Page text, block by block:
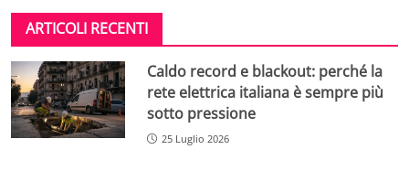
ARTICOLI RECENTI
Caldo record e blackout: perché la
rete elettrica italiana è sempre più
sotto pressione
25 Luglio 2026